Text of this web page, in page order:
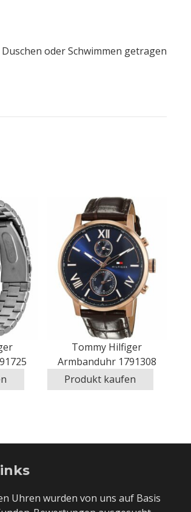
oder Schwimmen getragen
Tommy Hilfiger
Armbanduhr 1791308
Produkt kaufen
Uhren wurden von uns auf Basis